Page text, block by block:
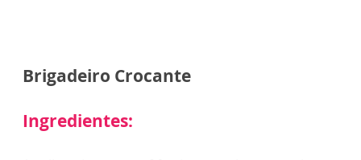
Brigadeiro Crocante
Ingredientes: